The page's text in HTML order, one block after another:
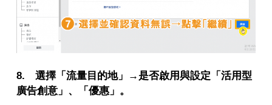
8. 選擇「流量目的地」→是否啟用與設定「活用型
廣告創意」、「優惠」。